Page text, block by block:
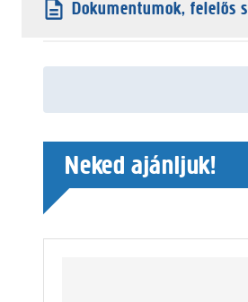
Dokumentumok, felelős
Neked ajánljuk!